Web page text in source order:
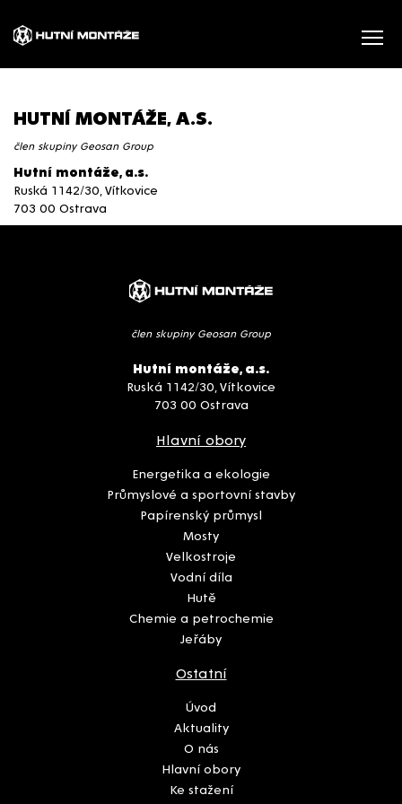
HUTNÍ MONTÁŽE, A.S.
člen skupiny Geosan Group
Hutní montáže, a.s.
Ruská 1142/30, Vítkovice
703 00 Ostrava
člen skupiny Geosan Group
Hutní montáže, a.s.
Ruská 1142/30, Vítkovice
703 00 Ostrava
Hlavní obory
Energetika a ekologie
Průmyslové a sportovní stavby
Papírenský průmysl
Mosty
Velkostroje
Vodní díla
Hutě
Chemie a petrochemie
Jeřáby
Ostatní
Úvod
Aktuality
O nás
Hlavní obory
Ke stažení